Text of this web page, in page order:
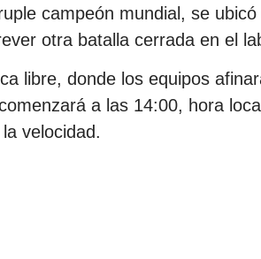
campeón mundial, se
otra batalla cerrada en el
libre, donde los equipos
a las 14:00, hora
velocidad.